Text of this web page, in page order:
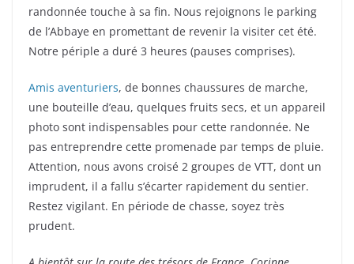
randonnée touche à sa fin. Nous rejoignons le parking
de l’Abbaye en promettant de revenir la visiter cet été.
Notre périple a duré 3 heures (pauses comprises).
Amis aventuriers, de bonnes chaussures de marche,
une bouteille d’eau, quelques fruits secs, et un appareil
photo sont indispensables pour cette randonnée. Ne
pas entreprendre cette promenade par temps de pluie.
Attention, nous avons croisé 2 groupes de VTT, dont un
imprudent, il a fallu s’écarter rapidement du sentier.
Restez vigilant. En période de chasse, soyez très
prudent.